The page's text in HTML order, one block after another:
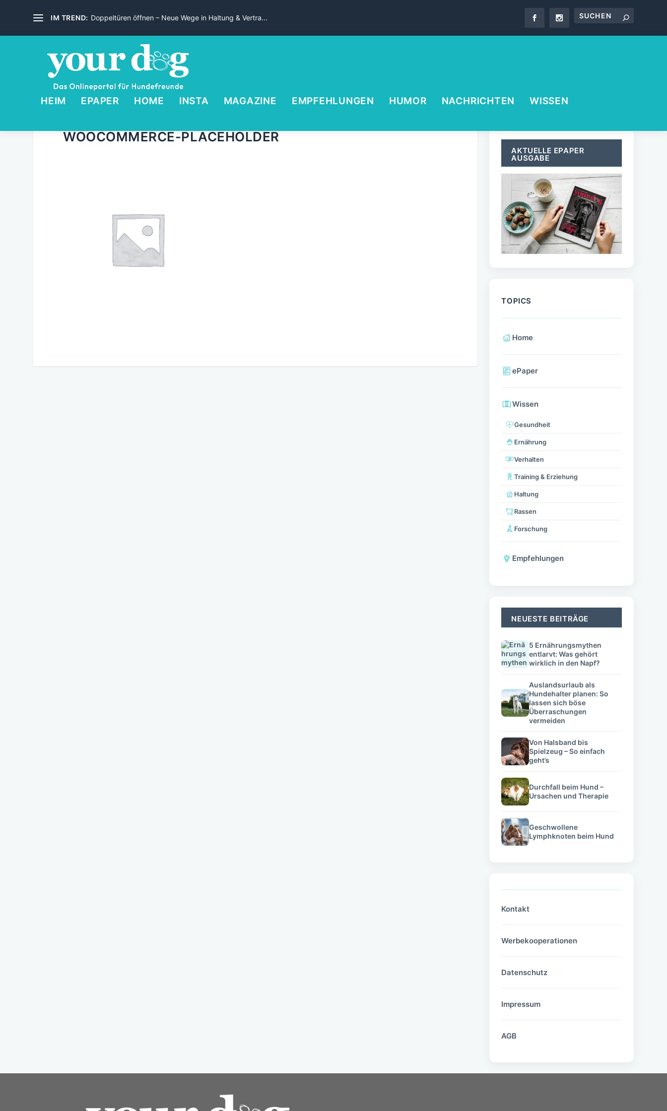
IM TREND: Doppeltüren öffnen – Neue Wege in Haltung & Vertra...
HEIM EPAPER HOME INSTA MAGAZINE EMPFEHLUNGEN HUMOR NACHRICHTEN WISSEN
WOOCOMMERCE-PLACEHOLDER
AKTUELLE EPAPER
AUSGABE
TOPICS
Home
ePaper
Wissen
Gesundheit
Ernährung
Verhalten
Training & Erziehung
Haltung
Rassen
Forschung
Empfehlungen
NEUESTE BEITRÄGE
5 Ernährungsmythen
entlarvt: Was gehört
wirklich in den Napf?
Auslandsurlaub als
Hundehalter planen: So
lassen sich böse
Überraschungen
vermeiden
Von Halsband bis
Spielzeug – So einfach
geht’s
Durchfall beim Hund –
Ursachen und Therapie
Geschwollene
Lymphknoten beim Hund
Kontakt
Werbekooperationen
Datenschutz
Impressum
AGB